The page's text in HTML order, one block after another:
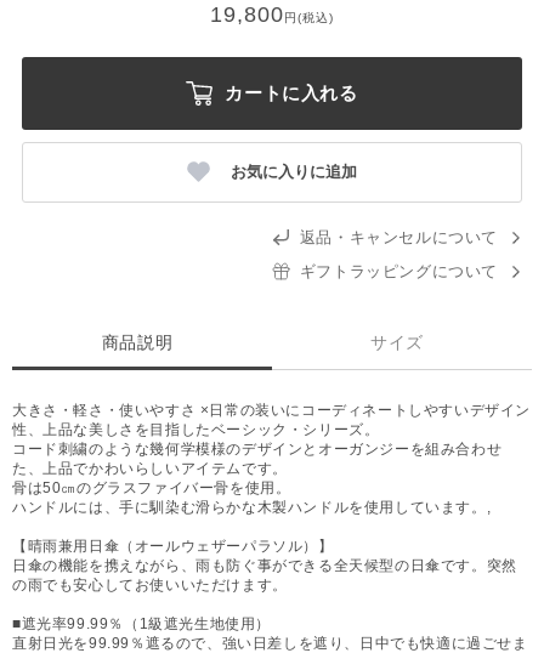
19,800円(税込)
カートに入れる
お気に入りに追加
返品・キャンセルについて
ギフトラッピングについて
商品説明 サイズ
大きさ・軽さ・使いやすさ ×日常の装いにコーディネートしやすいデザイン
性、上品な美しさを目指したベーシック・シリーズ。
コード刺繍のような幾何学模様のデザインとオーガンジーを組み合わせ
た、上品でかわいらしいアイテムです。
骨は50㎝のグラスファイバー骨を使用。
ハンドルには、手に馴染む滑らかな木製ハンドルを使用しています。,
【晴雨兼用日傘（オールウェザーパラソル）】
日傘の機能を携えながら、雨も防ぐ事ができる全天候型の日傘です。突然
の雨でも安心してお使いいただけます。
■遮光率99.99％（1級遮光生地使用）
直射日光を99.99％遮るので、強い日差しを遮り、日中でも快適に過ごせま